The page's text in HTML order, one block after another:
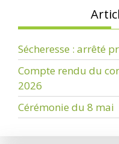
Sécheresse : arrêté
Compte rendu du
2026
Cérémonie du 8 mai